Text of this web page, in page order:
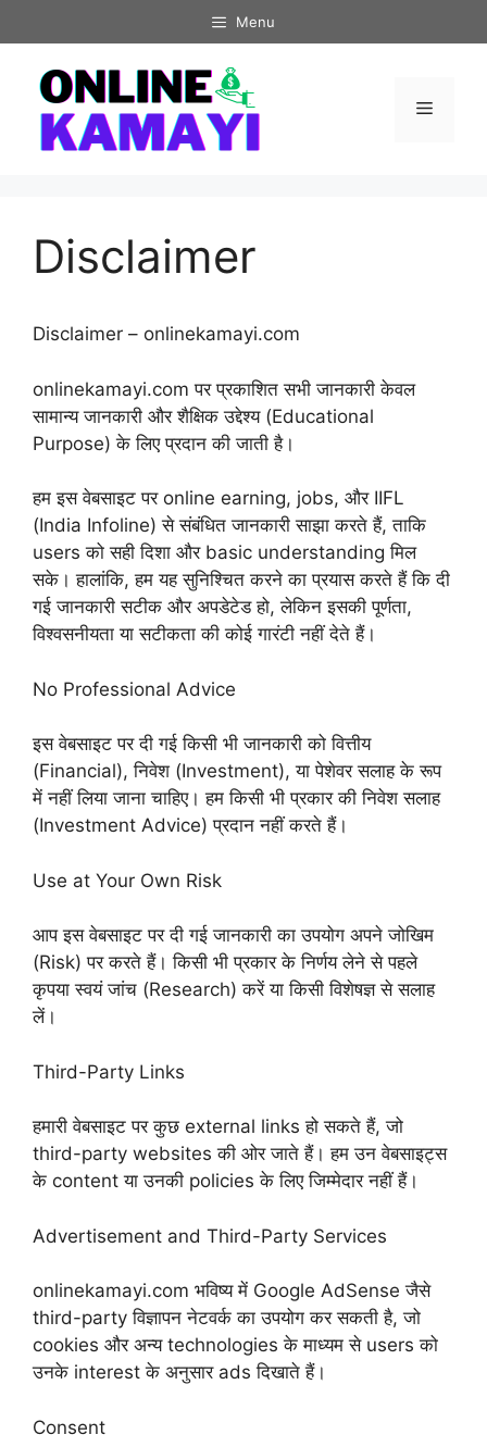
to
content
Menu
Menu
Disclaimer
Disclaimer – onlinekamayi.com
onlinekamayi.com पर प्रकाशित सभी जानकारी केवल
सामान्य जानकारी और शैक्षिक उद्देश्य (Educational
Purpose) के लिए प्रदान की जाती है।
हम इस वेबसाइट पर online earning, jobs, और IIFL
(India Infoline) से संबंधित जानकारी साझा करते हैं, ताकि
users को सही दिशा और basic understanding मिल
सके। हालांकि, हम यह सुनिश्चित करने का प्रयास करते हैं कि दी
गई जानकारी सटीक और अपडेटेड हो, लेकिन इसकी पूर्णता,
विश्वसनीयता या सटीकता की कोई गारंटी नहीं देते हैं।
No Professional Advice
इस वेबसाइट पर दी गई किसी भी जानकारी को वित्तीय
(Financial), निवेश (Investment), या पेशेवर सलाह के रूप
में नहीं लिया जाना चाहिए। हम किसी भी प्रकार की निवेश सलाह
(Investment Advice) प्रदान नहीं करते हैं।
Use at Your Own Risk
आप इस वेबसाइट पर दी गई जानकारी का उपयोग अपने जोखिम
(Risk) पर करते हैं। किसी भी प्रकार के निर्णय लेने से पहले
कृपया स्वयं जांच (Research) करें या किसी विशेषज्ञ से सलाह
लें।
Third-Party Links
हमारी वेबसाइट पर कुछ external links हो सकते हैं, जो
third-party websites की ओर जाते हैं। हम उन वेबसाइट्स
के content या उनकी policies के लिए जिम्मेदार नहीं हैं।
Advertisement and Third-Party Services
onlinekamayi.com भविष्य में Google AdSense जैसे
third-party विज्ञापन नेटवर्क का उपयोग कर सकती है, जो
cookies और अन्य technologies के माध्यम से users को
उनके interest के अनुसार ads दिखाते हैं।
Consent